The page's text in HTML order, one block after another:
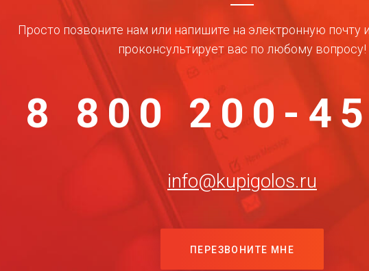
Просто позвоните нам или напишите на электронную почту
проконсультирует вас по любому вопросу!
8 800 200-
info@kupigolos.ru
ПЕРЕЗВОНИТЕ МНЕ